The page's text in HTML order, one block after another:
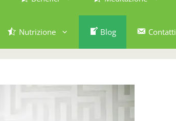
Nutrizione Blog Contatti